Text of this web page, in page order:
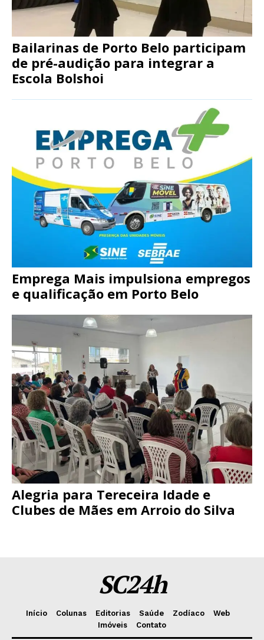
Bailarinas de Porto Belo participam
de pré-audição para integrar a
Escola Bolshoi
Emprega Mais impulsiona empregos
e qualificação em Porto Belo
Alegria para Tereceira Idade e
Clubes de Mães em Arroio do Silva
SC24h
Início Colunas Editorias Saúde Zodíaco
Web
Imóveis
Contato